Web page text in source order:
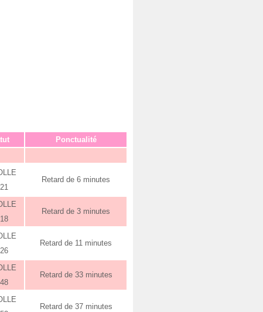
Ponctualité
Retard de 6 minutes
Retard de 3 minutes
Retard de 11 minutes
Retard de 33 minutes
Retard de 37 minutes